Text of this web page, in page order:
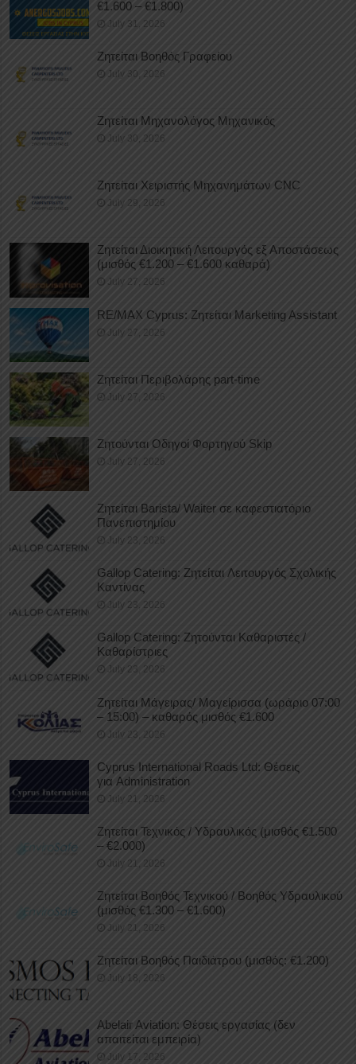
€1.600 – €1.800)
July 31, 2026
Ζητείται Βοηθός Γραφείου
July 30, 2026
Ζητείται Μηχανολόγος Μηχανικός
July 30, 2026
Ζητείται Χειριστής Μηχανημάτων CNC
July 29, 2026
Ζητείται Διοικητική Λειτουργός εξ Αποστάσεως
(μισθός €1.200 – €1.600 καθαρά)
July 27, 2026
RE/MAX Cyprus: Ζητείται Marketing Assistant
July 27, 2026
Ζητείται Περιβολάρης part-time
July 27, 2026
Ζητούνται Οδηγοί Φορτηγού Skip
July 27, 2026
Ζητείται Barista/ Waiter σε καφεστιατόριο
Πανεπιστημίου
July 23, 2026
Gallop Catering: Ζητείται Λειτουργός Σχολικής
Καντίνας
July 23, 2026
Gallop Catering: Ζητούνται Καθαριστές /
Καθαρίστριες
July 23, 2026
Ζητείται Μάγειρας/ Μαγείρισσα (ωράριο 07:00
– 15:00) – καθαρός μισθός €1.600
July 23, 2026
Cyprus International Roads Ltd: Θέσεις
για Administration
July 21, 2026
Ζητείται Τεχνικός / Υδραυλικός (μισθός €1.500
– €2.000)
July 21, 2026
Ζητείται Βοηθός Τεχνικού / Βοηθός Υδραυλικού
(μισθός €1.300 – €1.600)
July 21, 2026
Ζητείται Βοηθός Παιδιάτρου (μισθός: €1.200)
July 18, 2026
Abelair Aviation: Θέσεις εργασίας (δεν
απαιτείται εμπειρία)
July 17, 2026